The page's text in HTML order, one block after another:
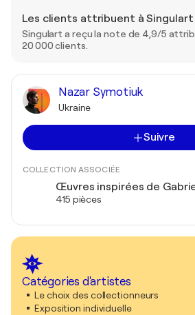
Les clients attribuent à
Singulart a reçu la note de 4,9/5
20 000 clients.
Nazar Symotiuk
Ukraine
Suivre
COLLECTION ASSOCIÉE
Œuvres inspirées de
415 pièces
Catégories d'artistes
Le choix des collectionneurs
Exposition individuelle